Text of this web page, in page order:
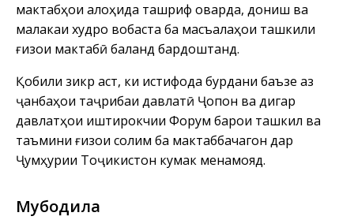
мактабҳои алоҳида ташриф оварда, дониш ва
малакаи худро вобаста ба масъалаҳои ташкили
ғизои мактабӣ баланд бардоштанд.
Қобили зикр аст, ки истифода бурдани баъзе аз
ҷанбаҳои таҷрибаи давлатӣ Ҷопон ва дигар
давлатҳои иштирокчии Форум барои ташкил ва
таъмини ғизои солим ба мактаббачагон дар
Ҷумҳурии Тоҷикистон кумак менамояд.
Мубодила